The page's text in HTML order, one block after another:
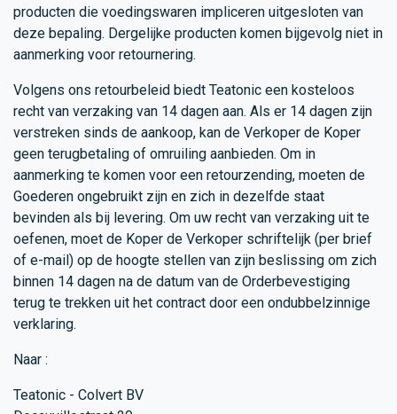
producten die voedingswaren impliceren uitgesloten van
deze bepaling. Dergelijke producten komen bijgevolg niet in
aanmerking voor retournering.
Volgens ons retourbeleid biedt Teatonic een kosteloos
recht van verzaking van 14 dagen aan. Als er 14 dagen zijn
verstreken sinds de aankoop, kan de Verkoper de Koper
geen terugbetaling of omruiling aanbieden. Om in
aanmerking te komen voor een retourzending, moeten de
Goederen ongebruikt zijn en zich in dezelfde staat
bevinden als bij levering. Om uw recht van verzaking uit te
oefenen, moet de Koper de Verkoper schriftelijk (per brief
of e-mail) op de hoogte stellen van zijn beslissing om zich
binnen 14 dagen na de datum van de Orderbevestiging
terug te trekken uit het contract door een ondubbelzinnige
verklaring.
Naar :
Teatonic - Colvert BV